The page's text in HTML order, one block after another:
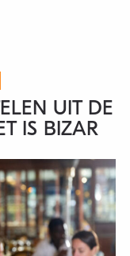
UIT DE
IS BIZAR